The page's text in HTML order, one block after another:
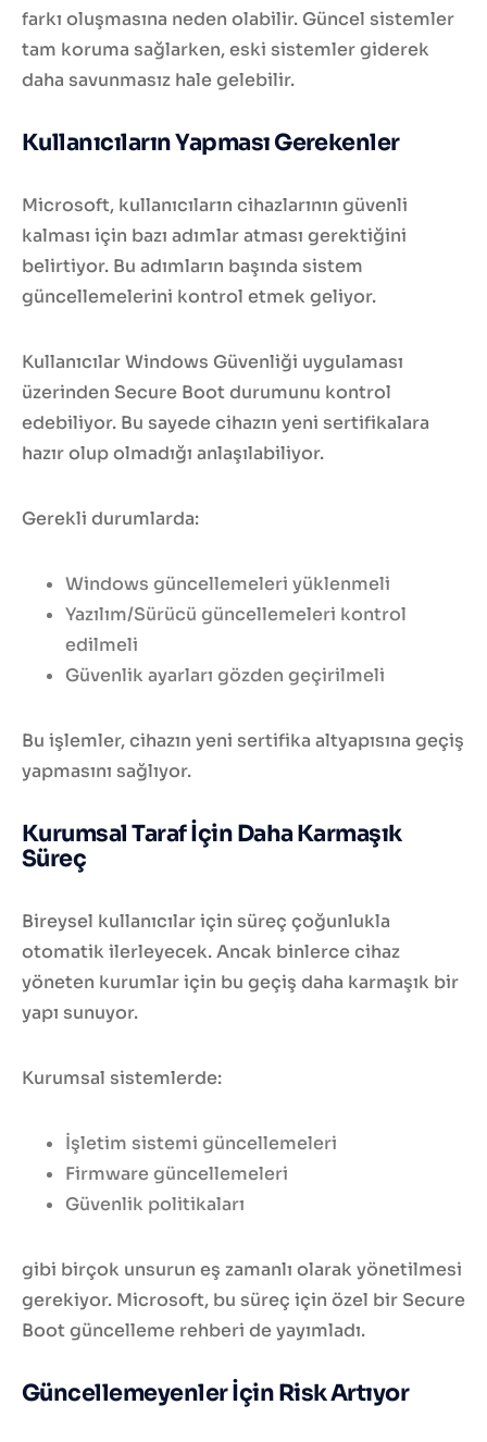
farkı oluşmasına neden olabilir. Güncel sistemler
tam koruma sağlarken, eski sistemler giderek
daha savunmasız hale gelebilir.
Kullanıcıların Yapması Gerekenler
Microsoft, kullanıcıların cihazlarının güvenli
kalması için bazı adımlar atması gerektiğini
belirtiyor. Bu adımların başında sistem
güncellemelerini kontrol etmek geliyor.
Kullanıcılar Windows Güvenliği uygulaması
üzerinden Secure Boot durumunu kontrol
edebiliyor. Bu sayede cihazın yeni sertifikalara
hazır olup olmadığı anlaşılabiliyor.
Gerekli durumlarda:
Windows güncellemeleri yüklenmeli
Yazılım/Sürücü güncellemeleri kontrol
edilmeli
Güvenlik ayarları gözden geçirilmeli
Bu işlemler, cihazın yeni sertifika altyapısına geçiş
yapmasını sağlıyor.
Kurumsal Taraf İçin Daha Karmaşık
Süreç
Bireysel kullanıcılar için süreç çoğunlukla
otomatik ilerleyecek. Ancak binlerce cihaz
yöneten kurumlar için bu geçiş daha karmaşık bir
yapı sunuyor.
Kurumsal sistemlerde:
İşletim sistemi güncellemeleri
Firmware güncellemeleri
Güvenlik politikaları
gibi birçok unsurun eş zamanlı olarak yönetilmesi
gerekiyor. Microsoft, bu süreç için özel bir Secure
Boot güncelleme rehberi de yayımladı.
Güncellemeyenler İçin Risk Artıyor